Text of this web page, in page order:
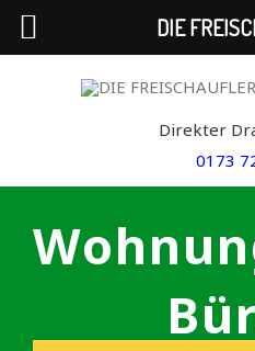
Direkter
0173
DIE